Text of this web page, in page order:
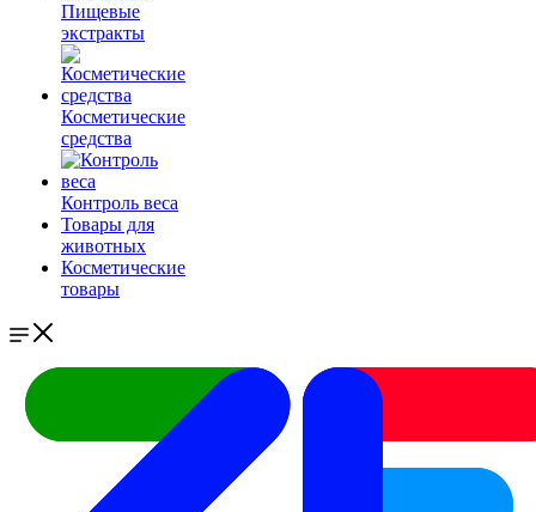
Пищевые
экстракты
Косметические
средства
Контроль веса
Товары для
животных
Косметические
товары